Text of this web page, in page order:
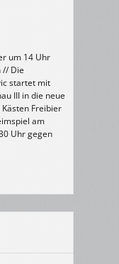
um 14 Uhr
// Die
startet mit
III in die neue
Freibier
am
Uhr gegen